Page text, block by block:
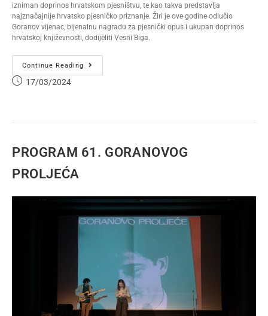
izniman doprinos hrvatskom pjesništvu, te kao takva predstavlja
najznačajnije hrvatsko pjesničko priznanje. Žiri je ove godine odlučio
Goranov vijenac, bijenalnu nagradu za pjesnički opus i ukupan doprinos
hrvatskoj književnosti, dodijeliti Vesni Biga.
Continue Reading
17/03/2024
PROGRAM 61. GORANOVOG
PROLJEĆA